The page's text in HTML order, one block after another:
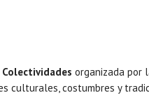
organizada por
culturales, costumbres y